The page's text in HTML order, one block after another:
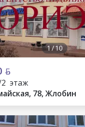
1/10
2 этаж
78, Жлобин